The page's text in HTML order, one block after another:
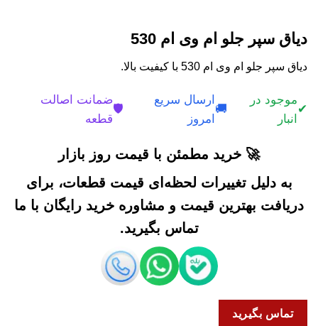
دیاق سپر جلو ام وی ام 530
دیاق سپر جلو ام وی ام 530 با کیفیت بالا.
✔
موجود در
انبار
🚚
ارسال سریع
امروز
🛡️
ضمانت اصالت
قطعه
🚀 خرید مطمئن با قیمت روز بازار
به دلیل تغییرات لحظه‌ای قیمت قطعات، برای
دریافت بهترین قیمت و مشاوره خرید رایگان با ما
تماس بگیرید.
تماس بگیرید